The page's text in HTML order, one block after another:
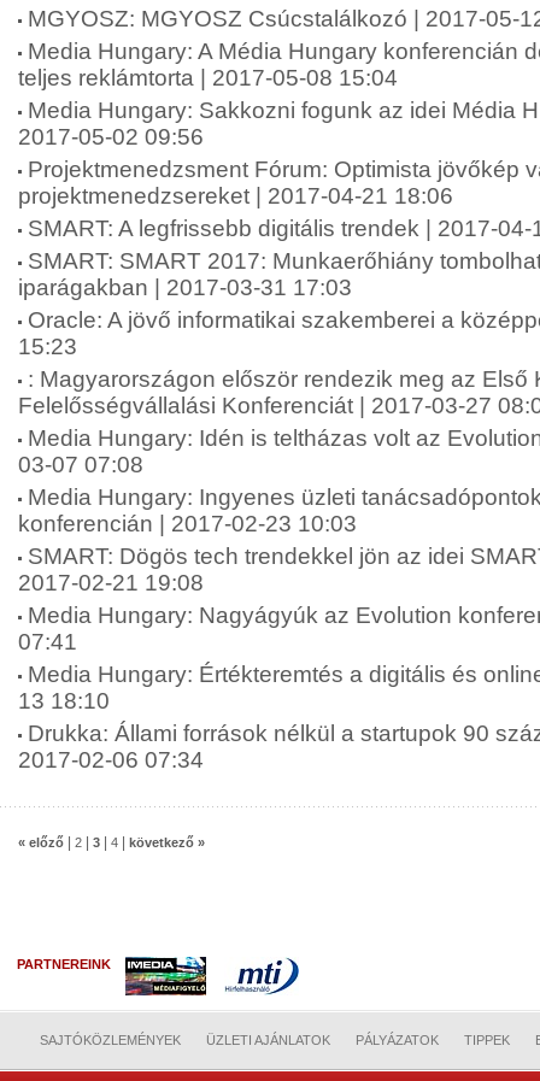
MGYOSZ: MGYOSZ Csúcstalálkozó | 2017-05-
Media Hungary: A Média Hungary konferencián
teljes reklámtorta | 2017-05-08 15:04
Media Hungary: Sakkozni fogunk az idei Média
2017-05-02 09:56
Projektmenedzsment Fórum: Optimista jövőkép
projektmenedzsereket | 2017-04-21 18:06
SMART: A legfrissebb digitális trendek | 2017-04-
SMART: SMART 2017: Munkaerőhiány
iparágakban | 2017-03-31 17:03
Oracle: A jövő informatikai szakemberei a
15:23
: Magyarországon először rendezik meg az Első
Felelősségvállalási Konferenciát | 2017-03-27
Media Hungary: Idén is teltházas volt az
03-07 07:08
Media Hungary: Ingyenes üzleti
konferencián | 2017-02-23 10:03
SMART: Dögös tech trendekkel jön az idei
2017-02-21 19:08
Media Hungary: Nagyágyúk az Evolution
07:41
Media Hungary: Értékteremtés a digitális és
13 18:10
Drukka: Állami források nélkül a startupok 90
2017-02-06 07:34
« előző 2 3 4 következő »
PARTNEREINK
SAJTÓKÖZLEMÉNYEK ÜZLETI AJÁNLATOK PÁLYÁZATOK TIPPEK